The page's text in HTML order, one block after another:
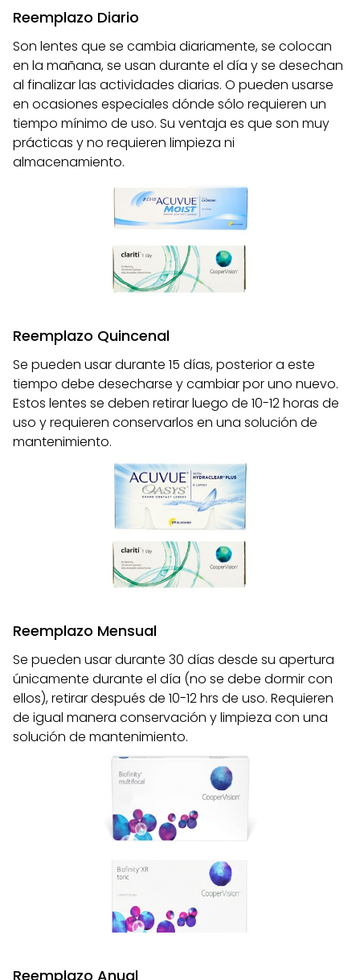
Reemplazo Diario
Son lentes que se cambia diariamente, se colocan
en la mañana, se usan durante el día y se desechan
al finalizar las actividades diarias. O pueden usarse
en ocasiones especiales dónde sólo requieren un
tiempo mínimo de uso. Su ventaja es que son muy
prácticas y no requieren limpieza ni
almacenamiento.
Reemplazo Quincenal
Se pueden usar durante 15 días, posterior a este
tiempo debe desecharse y cambiar por uno nuevo.
Estos lentes se deben retirar luego de 10-12 horas de
uso y requieren conservarlos en una solución de
mantenimiento.
Reemplazo Mensual
Se pueden usar durante 30 días desde su apertura
únicamente durante el día (no se debe dormir con
ellos), retirar después de 10-12 hrs de uso. Requieren
de igual manera conservación y limpieza con una
solución de mantenimiento.
Reemplazo Anual